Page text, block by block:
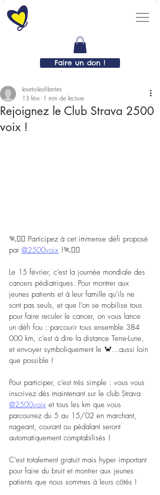
Faire un don !
Rejoignez le Club Strava 2500
voix !
lesetoilesfilantes
13 févr. 1 min de lecture
🏃🏃‍♀️ Participez à cet immense défi proposé
par @2500voix !🏃🏃‍♀️
Le 15 février, c’est la journée mondiale des
cancers pédiatriques. Pour montrer aux
jeunes patients et à leur famille qu’ils ne
sont pas seuls, et que l’on se mobilise tous
pour faire reculer le cancer, on vous lance
un défi fou : parcourir tous ensemble 384
000 km, c’est à dire la distance Terre-Lune,
et envoyer symboliquement le 🦀…aussi loin
que possible !
Pour participer, c’est très simple : vous vous
inscrivez dès maintenant sur le club Strava
@2500voix et tous les km que vous
parcourrez du 5 au 15/02 en marchant,
nageant, courant ou pédalant seront
automatiquement comptabilisés !
C’est totalement gratuit mais hyper important
pour faire du bruit et montrer aux jeunes
patients que nous sommes à leurs côtés !